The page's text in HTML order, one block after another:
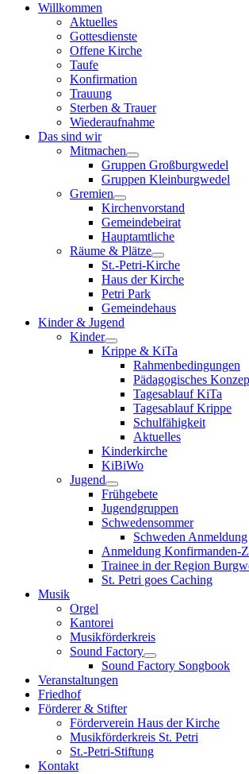
Willkommen
Aktuelles
Gottesdienste
Offene Kirche
Taufe
Konfirmation
Trauung
Sterben & Trauer
Wiederaufnahme
Das sind wir
Mitmachen
Gruppen Großburgwedel
Gruppen Kleinburgwedel
Gremien
Kirchenvorstand
Gemeindebeirat
Hauptamtliche
Räume & Plätze
St.-Petri-Kirche
Haus der Kirche
Petri Park
Gemeindehaus
Kinder & Jugend
Kinder
Krippe & KiTa
Rahmenbedingungen
Pädagogisches
Tagesablauf KiTa
Tagesablauf Krippe
Schulfähigkeit
Aktuelles
Kinderkirche
KiBiWo
Jugend
Frühgebete
Jugendgruppen
Schwedensommer
Schweden Anmeldung
Anmeldung Konfirmanden-
Trainee in der Region
St. Petri goes Caching
Musik
Orgel
Kantorei
Musikförderkreis
Sound Factory
Sound Factory Songbook
Veranstaltungen
Friedhof
Förderer & Stifter
Förderverein Haus der Kirche
Musikförderkreis St. Petri
St.-Petri-Stiftung
Kontakt